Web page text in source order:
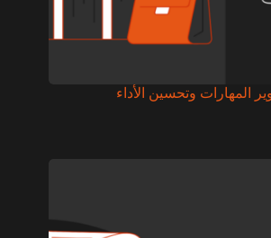
المهارات وتحسين الأداء